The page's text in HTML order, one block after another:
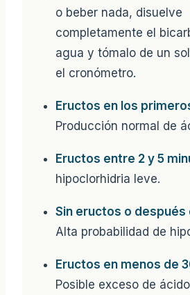
o beber nada, disuelve
completamente el
agua y tómalo de un
el cronómetro.
Eructos en los
Producción normal de
Eructos entre 2 y 5
hipoclorhidria leve.
Sin eructos o después
Alta probabilidad de
Eructos en menos de
Posible exceso de